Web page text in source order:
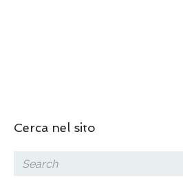
Cerca nel sito